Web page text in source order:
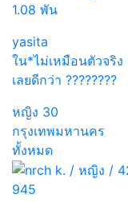
1.08 พัน
yasita
ใน*ไม่เหมือนตัวจริ
เลยดีกว่า ????????
หญิง 30
กรุงเทพมหานคร
ทั้งหมด
945